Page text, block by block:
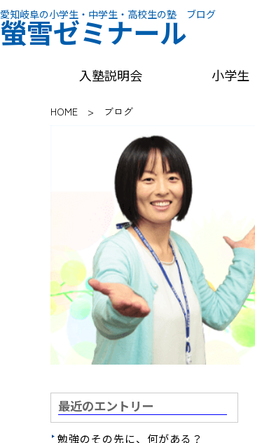
愛知岐阜の小学生・中学生・高校生の塾 ブログ
螢雪ゼミナール
入塾説明会 小学生
HOME > ブログ
最近のエントリー
勉強のその先に、何がある？